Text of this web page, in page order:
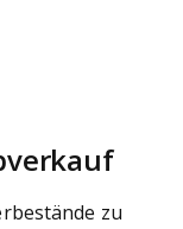
zu